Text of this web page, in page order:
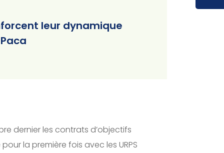
leur dynamique
dernier les contrats d’objectifs
la première fois avec les URPS